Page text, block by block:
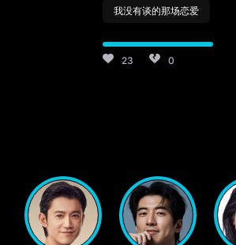
我没有谈的那场恋爱
23 0